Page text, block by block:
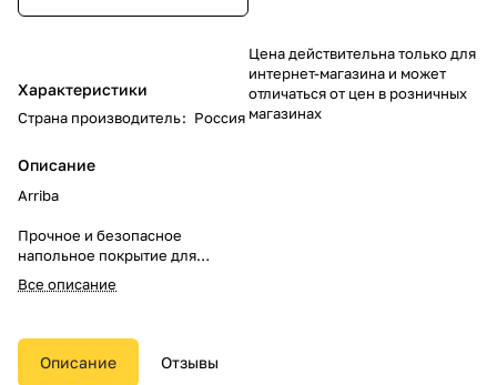
Характеристики
Страна производитель: Россия
Описание
Arriba
Прочное и безопасное
напольное покрытие для
квартир и офисов. Устойчиво к
воде и огню, поглощает шумы.
Современное, надежное и
безопасное решение для дома
и коммерческих помещений.
Все описание
Цена действительна только для
интернет-магазина и может
отличаться от цен в розничных
магазинах
Описание Отзывы